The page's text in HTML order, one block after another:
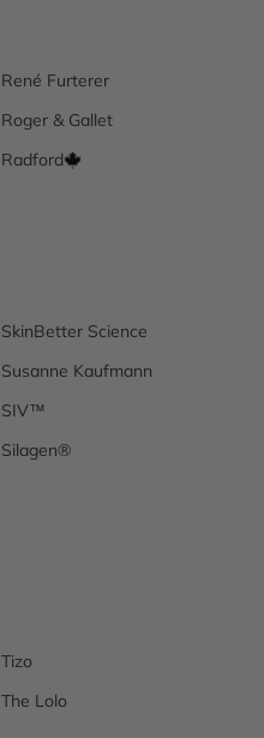
René Furterer
Roger & Gallet
Radford
SkinBetter Science
Susanne Kaufmann
SIV™
Silagen®
Tizo
The Lolo